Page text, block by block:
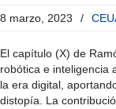
8 marzo, 2023 /
El capítulo (X) de
robótica e inteligencia
la era digital,
distopía. La